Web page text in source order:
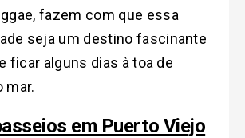
fazem com que essa
seja um destino fascinante
ficar alguns dias à toa de
mar.
em Puerto Viejo